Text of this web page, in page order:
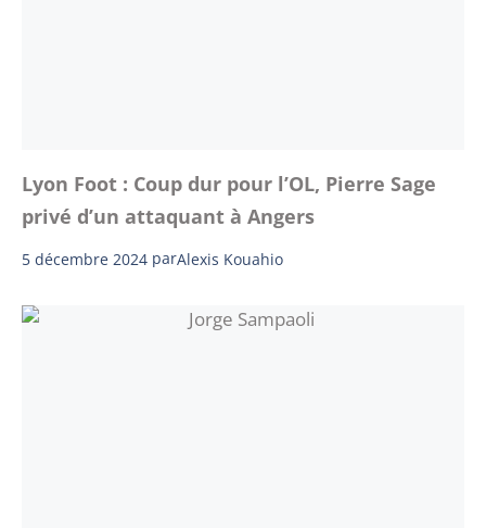
Lyon Foot : Coup dur pour l’OL, Pierre Sage
privé d’un attaquant à Angers
5 décembre 2024 parAlexis Kouahio